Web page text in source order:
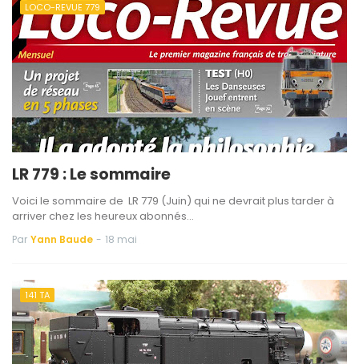
LOCO-REVUE 779
LR 779 : Le sommaire
Voici le sommaire de LR 779 (Juin) qui ne devrait plus tarder à
arriver chez les heureux abonnés…
Par Yann Baude - 18 mai
141 TA